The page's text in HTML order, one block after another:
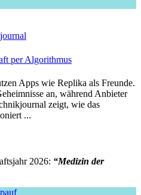
per Algorithmus
Apps wie Replika als Freunde.
an, während Anbieter
zeigt, wie das
...
2026: “Medizin der